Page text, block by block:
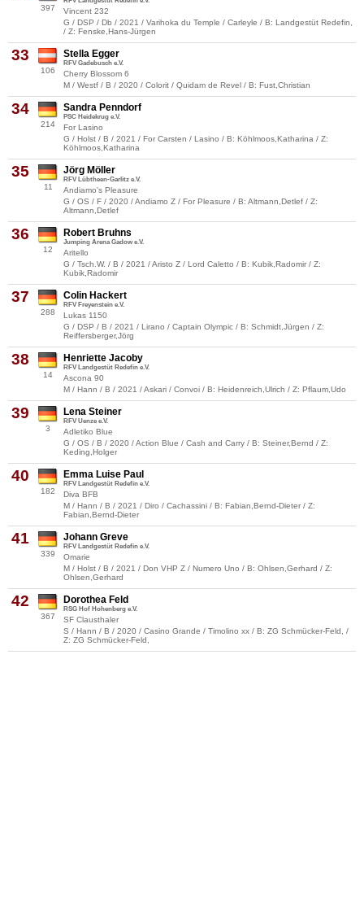
397
Vincent 232
G / DSP / Db / 2021 / Varihoka du Temple / Carleyle / B: Landgestüt Redefin,
/ Z: Fenske,Hans-Jürgen
33
106
Stella Egger
RFV Gadebusch e.V.
Cherry Blossom 6
M / Westf / B / 2020 / Colorit / Quidam de Revel / B: Fust,Christian
34
214
Sandra Penndorf
PSC Heidekrug e.V.
For Lasino
G / Holst / B / 2021 / For Carsten / Lasino / B: Köhlmoos,Katharina / Z:
Köhlmoos,Katharina
35
11
Jörg Möller
RFV Lübtheen-Garlitz e.V.
Andiamo's Pleasure
G / OS / F / 2020 / Andiamo Z / For Pleasure / B: Altmann,Detlef / Z:
Altmann,Detlef
36
12
Robert Bruhns
Jumping Arena Gadow e.V.
Aritello
G / Tsch.W. / B / 2021 / Aristo Z / Lord Caletto / B: Kubik,Radomir / Z:
Kubik,Radomir
37
288
Colin Hackert
RFV Freyenstein e.V.
Lukas 1150
G / DSP / B / 2021 / Lirano / Captain Olympic / B: Schmidt,Jürgen / Z:
Reiffersberger,Jörg
38
14
Henriette Jacoby
RFV Landgestüt Redefin e.V.
Ascona 90
M / Hann / B / 2021 / Askari / Convoi / B: Heidenreich,Ulrich / Z: Pflaum,Udo
39
3
Lena Steiner
RFV Uenze e.V.
Adletiko Blue
G / OS / B / 2020 / Action Blue / Cash and Carry / B: Steiner,Bernd / Z:
Keding,Holger
40
182
Emma Luise Paul
RFV Landgestüt Redefin e.V.
Diva BFB
M / Hann / B / 2021 / Diro / Cachassini / B: Fabian,Bernd-Dieter / Z:
Fabian,Bernd-Dieter
41
339
Johann Greve
RFV Landgestüt Redefin e.V.
Omarie
M / Holst / B / 2021 / Don VHP Z / Numero Uno / B: Ohlsen,Gerhard / Z:
Ohlsen,Gerhard
42
367
Dorothea Feld
RSG Hof Hohenberg e.V.
SF Clausthaler
S / Hann / B / 2020 / Casino Grande / Timolino xx / B: ZG Schmücker-Feld, /
Z: ZG Schmücker-Feld,